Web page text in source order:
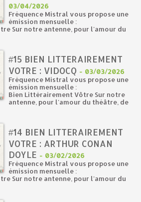
03/04/2026
Fréquence Mistral vous propose une
émission mensuelle :
Sur notre antenne, pour l'amour du
#15 BIEN LITTERAIREMENT
VOTRE : VIDOCQ - 03/03/2026
Fréquence Mistral vous propose une
émission mensuelle :
Bien Littérairement Vôtre Sur notre
antenne, pour l'amour du théâtre, de
#14 BIEN LITTERAIREMENT
VOTRE : ARTHUR CONAN
DOYLE - 03/02/2026
Fréquence Mistral vous propose une
émission mensuelle :
Sur notre antenne, pour l'amour du